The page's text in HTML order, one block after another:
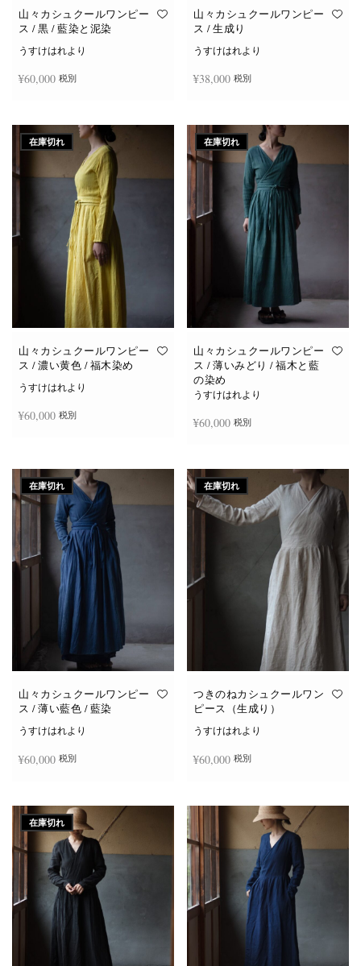
山々カシュクールワンピー
ス / 黒 / 藍染と泥染
うすけはれより
¥60,000 税別
山々カシュクールワンピー
ス / 生成り
うすけはれより
¥38,000 税別
在庫切れ
山々カシュクールワンピー
ス / 濃い黄色 / 福木染め
うすけはれより
¥60,000 税別
在庫切れ
山々カシュクールワンピー
ス / 薄いみどり / 福木と藍
の染め
うすけはれより
¥60,000 税別
在庫切れ
山々カシュクールワンピー
ス / 薄い藍色 / 藍染
うすけはれより
¥60,000 税別
在庫切れ
つきのねカシュクールワン
ピース（生成り）
うすけはれより
¥60,000 税別
在庫切れ